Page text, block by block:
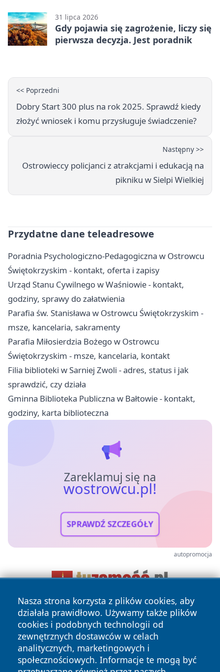
31 lipca 2026
Gdy pojawia się zagrożenie, liczy się
pierwsza decyzja. Jest poradnik
<< Poprzedni
Dobry Start 300 plus na rok 2025. Sprawdź kiedy
złożyć wniosek i komu przysługuje świadczenie?
Następny >>
Ostrowieccy policjanci z atrakcjami i edukacją na
pikniku w Sielpi Wielkiej
Przydatne dane teleadresowe
Poradnia Psychologiczno-Pedagogiczna w Ostrowcu
Świętokrzyskim - kontakt, oferta i zapisy
Urząd Stanu Cywilnego w Waśniowie - kontakt,
godziny, sprawy do załatwienia
Parafia św. Stanisława w Ostrowcu Świętokrzyskim -
msze, kancelaria, sakramenty
Parafia Miłosierdzia Bożego w Ostrowcu
Świętokrzyskim - msze, kancelaria, kontakt
Filia biblioteki w Sarniej Zwoli - adres, status i jak
sprawdzić, czy działa
Gminna Biblioteka Publiczna w Bałtowie - kontakt,
godziny, karta biblioteczna
Zareklamuj się na
wostrowcu.pl!
SPRAWDŹ SZCZEGÓŁY
autopromocja
Nasza strona korzysta z plików cookies, aby
działała prawidłowo. Używamy także plików
cookies i podobnych technologii od
zewnętrznych dostawców w celach
analitycznych, marketingowych i
społecznościowych. Informacje te mogą być